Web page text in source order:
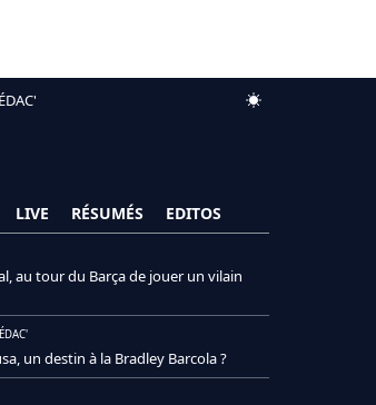
LIVE RÉSUMÉS EDITOS
au tour du Barça de jouer un vilain
un destin à la Bradley Barcola ?